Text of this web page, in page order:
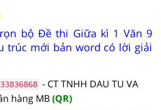
bộ Đề thi Giữa kì 1 Văn 9
trúc mới bản word có lời giải
- CT TNHH DAU TU VA
hàng MB(QR)